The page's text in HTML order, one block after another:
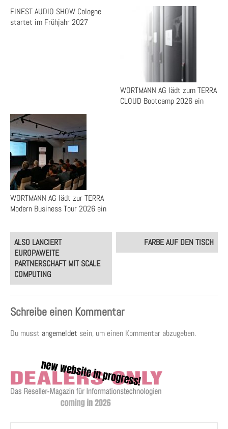
FINEST AUDIO SHOW Cologne
startet im Frühjahr 2027
WORTMANN AG lädt zum TERRA
CLOUD Bootcamp 2026 ein
WORTMANN AG lädt zur TERRA
Modern Business Tour 2026 ein
Post
navigation
ALSO LANCIERT
EUROPAWEITE
PARTNERSCHAFT MIT SCALE
COMPUTING
FARBE AUF DEN TISCH
Schreibe einen Kommentar
Du musst angemeldet sein, um einen Kommentar abzugeben.